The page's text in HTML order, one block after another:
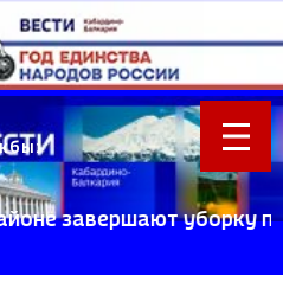
завершают уборку